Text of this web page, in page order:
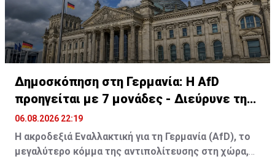
Δημοσκόπηση στη Γερμανία: Η AfD
προηγείται με 7 μονάδες - Διεύρυνε τη
διαφορά
06.08.2026 22:19
Η ακροδεξιά Εναλλακτική για τη Γερμανία (AfD), το
μεγαλύτερο κόμμα της αντιπολίτευσης στη χώρα,